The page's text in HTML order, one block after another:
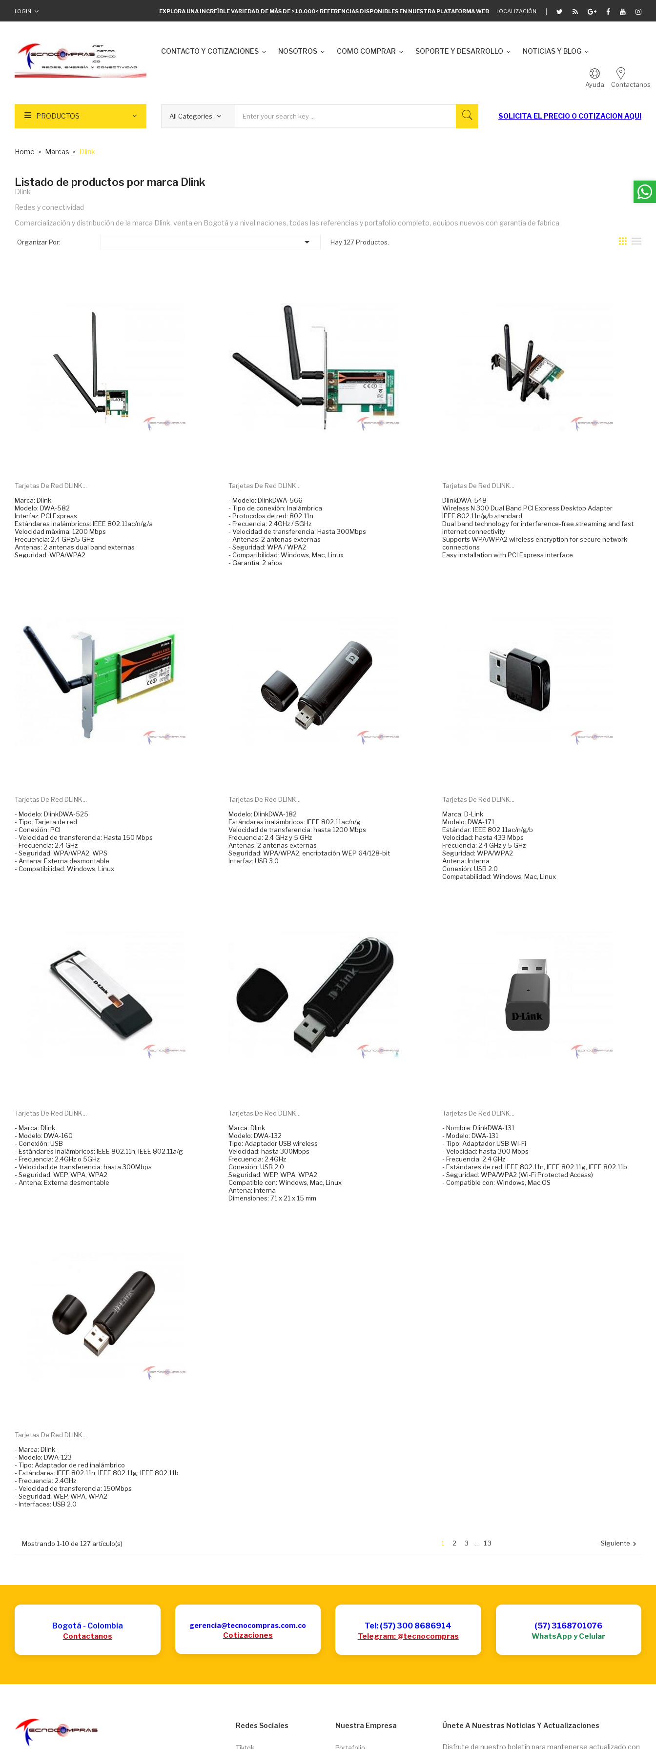
EXPLORA UNA INCREÍBLE VARIEDAD DE MÁS DE >10.000< REFERENCIAS DISPONIBLES EN NUESTRA PLATAFORMA WEB LOCALIZACIÓN
LOGIN
CONTACTO Y COTIZACIONES NOSOTROS COMO COMPRAR SOPORTE Y DESARROLLO NOTICIAS Y BLOG
Ayuda Contactanos
PRODUCTOS SOLICITA EL PRECIO O COTIZACION AQUI
Home Marcas Dlink
Listado de productos por marca Dlink
Dlink
Redes y conectividad
Comercialización y distribución de la marca Dlink, venta en Bogotá y a nivel naciones, todas las referencias y portafolio completo, equipos nuevos con garantía de fabrica
Organizar Por:  Hay 127 Productos.
Tarjetas De Red DLINK...
Marca: Dlink
Modelo: DWA-582
Interfaz: PCI Express
Estándares inalámbricos: IEEE 802.11ac/n/g/a
Velocidad máxima: 1200 Mbps
Frecuencia: 2.4 GHz/5 GHz
Antenas: 2 antenas dual band externas
Seguridad: WPA/WPA2
Tarjetas De Red DLINK...
- Modelo: DlinkDWA-566
- Tipo de conexión: Inalámbrica
- Protocolos de red: 802.11n
- Frecuencia: 2.4GHz / 5GHz
- Velocidad de transferencia: Hasta 300Mbps
- Antenas: 2 antenas externas
- Seguridad: WPA / WPA2
- Compatibilidad: Windows, Mac, Linux
- Garantía: 2 años
Tarjetas De Red DLINK...
DlinkDWA-548
Wireless N 300 Dual Band PCI Express Desktop Adapter
IEEE 802.11n/g/b standard
Dual band technology for interference-free streaming and fast
internet connectivity
Supports WPA/WPA2 wireless encryption for secure network
connections
Easy installation with PCI Express interface
Tarjetas De Red DLINK...
- Modelo: DlinkDWA-525
- Tipo: Tarjeta de red
- Conexión: PCI
- Velocidad de transferencia: Hasta 150 Mbps
- Frecuencia: 2.4 GHz
- Seguridad: WPA/WPA2, WPS
- Antena: Externa desmontable
- Compatibilidad: Windows, Linux
Tarjetas De Red DLINK...
Modelo: DlinkDWA-182
Estándares inalámbricos: IEEE 802.11ac/n/g
Velocidad de transferencia: hasta 1200 Mbps
Frecuencia: 2.4 GHz y 5 GHz
Antenas: 2 antenas externas
Seguridad: WPA/WPA2, encriptación WEP 64/128-bit
Interfaz: USB 3.0
Tarjetas De Red DLINK...
Marca: D-Link
Modelo: DWA-171
Estándar: IEEE 802.11ac/n/g/b
Velocidad: hasta 433 Mbps
Frecuencia: 2.4 GHz y 5 GHz
Seguridad: WPA/WPA2
Antena: Interna
Conexión: USB 2.0
Compatabilidad: Windows, Mac, Linux
Tarjetas De Red DLINK...
- Marca: Dlink
- Modelo: DWA-160
- Conexión: USB
- Estándares inalámbricos: IEEE 802.11n, IEEE 802.11a/g
- Frecuencia: 2.4GHz o 5GHz
- Velocidad de transferencia: hasta 300Mbps
- Seguridad: WEP, WPA, WPA2
- Antena: Externa desmontable
Tarjetas De Red DLINK...
Marca: Dlink
Modelo: DWA-132
Tipo: Adaptador USB wireless
Velocidad: hasta 300Mbps
Frecuencia: 2.4GHz
Conexión: USB 2.0
Seguridad: WEP, WPA, WPA2
Compatible con: Windows, Mac, Linux
Antena: Interna
Dimensiones: 71 x 21 x 15 mm
Tarjetas De Red DLINK...
- Nombre: DlinkDWA-131
- Modelo: DWA-131
- Tipo: Adaptador USB Wi-Fi
- Velocidad: hasta 300 Mbps
- Frecuencia: 2.4 GHz
- Estándares de red: IEEE 802.11n, IEEE 802.11g, IEEE 802.11b
- Seguridad: WPA/WPA2 (Wi-Fi Protected Access)
- Compatible con: Windows, Mac OS
Tarjetas De Red DLINK...
- Marca: Dlink
- Modelo: DWA-123
- Tipo: Adaptador de red inalámbrico
- Estándares: IEEE 802.11n, IEEE 802.11g, IEEE 802.11b
- Frecuencia: 2.4GHz
- Velocidad de transferencia: 150Mbps
- Seguridad: WEP, WPA, WPA2
- Interfaces: USB 2.0
Mostrando 1-10 de 127 artículo(s) 1 2 3 … 13 Siguiente 
Bogotá - Colombia
Contactanos
gerencia@tecnocompras.com.co
Cotizaciones
Tel: (57) 300 8686914
Telegram: @tecnocompras
(57) 3168701076
WhatsApp y Celular
Redes Sociales
Tiktok
Nuestra Empresa
Portafolio
Únete A Nuestras Noticias Y Actualizaciones
Disfrute de nuestro boletín para mantenerse actualizado con